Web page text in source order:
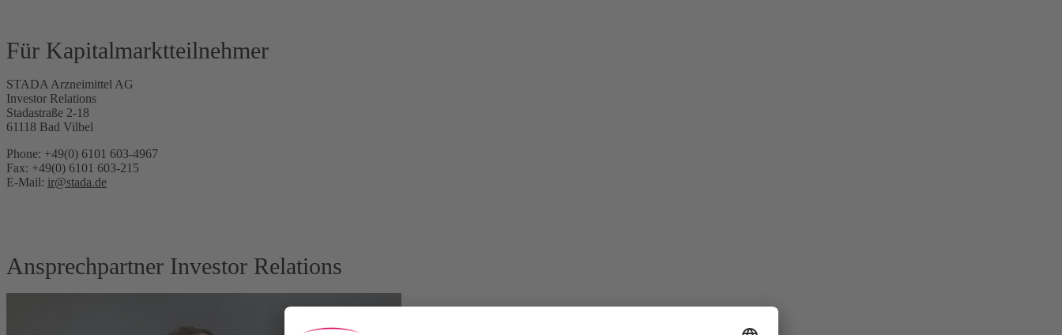
Für Kapitalmarktteilnehmer
STADA Arzneimittel AG
Investor Relations
Stadastraße 2-18
61118 Bad Vilbel
Phone: +49(0) 6101 603-4967
Fax: +49(0) 6101 603-215
E-Mail: ir@stada.de
Ansprechpartner Investor Relations